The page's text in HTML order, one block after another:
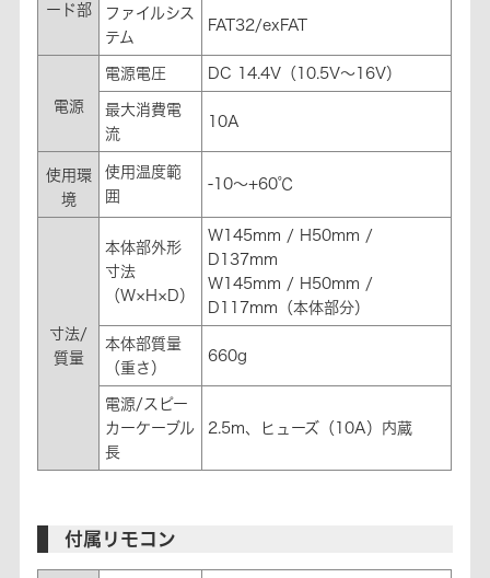
ード部
ファイルシス
テム
FAT32/exFAT
電源
電源電圧 DC 14.4V（10.5V～16V）
最大消費電
流
10A
使用環
境
使用温度範
囲
-10～+60℃
寸法/
質量
本体部外形
寸法
（W×H×D）
W145mm / H50mm /
D137mm
W145mm / H50mm /
D117mm（本体部分）
本体部質量
（重さ）
660g
電源/スピー
カーケーブル
長
2.5m、ヒューズ（10A）内蔵
付属リモコン